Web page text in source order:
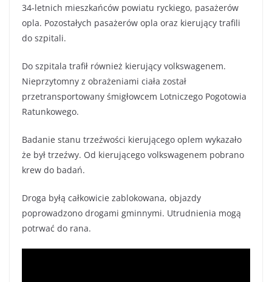
34-letnich mieszkańców powiatu ryckiego, pasażerów
opla. Pozostałych pasażerów opla oraz kierujący trafili
do szpitali.
Do szpitala trafił również kierujący volkswagenem.
Nieprzytomny z obrażeniami ciała został
przetransportowany śmigłowcem Lotniczego Pogotowia
Ratunkowego.
Badanie stanu trzeźwości kierującego oplem wykazało
że był trzeźwy. Od kierującego volkswagenem pobrano
krew do badań.
Droga byłą całkowicie zablokowana, objazdy
poprowadzono drogami gminnymi. Utrudnienia mogą
potrwać do rana.